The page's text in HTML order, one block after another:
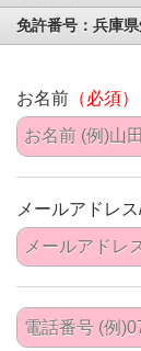
免許番号：兵庫
お名前 （必須）
メールアドレ